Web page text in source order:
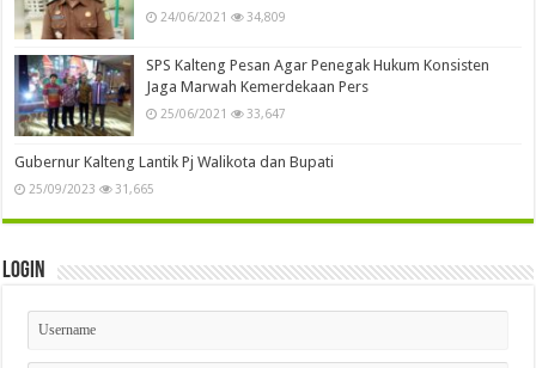
24/06/2021 34,809
SPS Kalteng Pesan Agar Penegak Hukum Konsisten
Jaga Marwah Kemerdekaan Pers
25/06/2021 33,647
Gubernur Kalteng Lantik Pj Walikota dan Bupati
25/09/2023 31,665
Login